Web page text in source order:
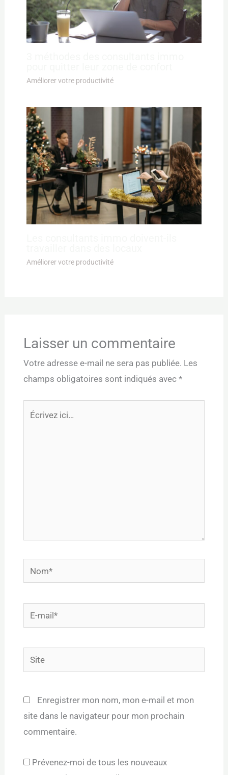
Améliorer votre productivité
Améliorer votre productivité
Laisser un commentaire
Votre adresse e-mail ne sera pas publiée. Les
champs obligatoires sont indiqués avec *
Nom*
mail*
Site
Enregistrer mon nom, mon e-mail et mon
site dans le navigateur pour mon prochain
commentaire.
Prévenez-moi de tous les nouveaux